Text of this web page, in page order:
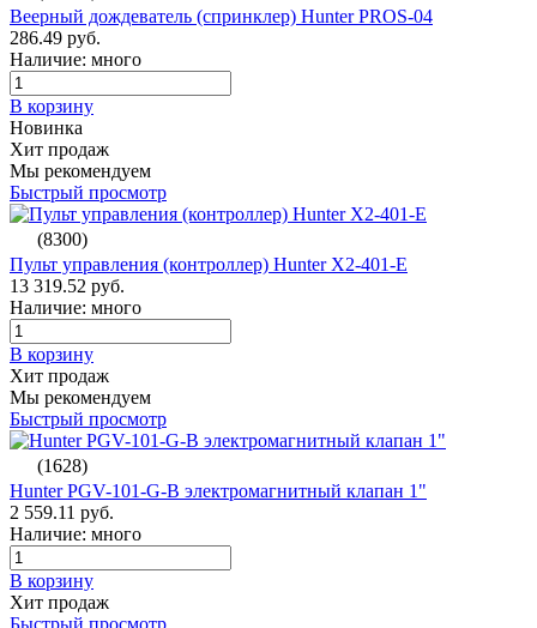
Веерный дождеватель (спринклер) Hunter PROS-04
286.49 руб.
Наличие: много
В корзину
Новинка
Хит продаж
Мы рекомендуем
Быстрый просмотр
(8300)
Пульт управления (контроллер) Hunter X2-401-E
13 319.52 руб.
Наличие: много
В корзину
Хит продаж
Мы рекомендуем
Быстрый просмотр
(1628)
Hunter PGV-101-G-B электромагнитный клапан 1"
2 559.11 руб.
Наличие: много
В корзину
Хит продаж
Быстрый просмотр